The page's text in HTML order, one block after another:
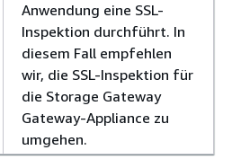
Anwendung eine SSL-
Inspektion durchführt. In
diesem Fall empfehlen
wir, die SSL-Inspektion für
die Storage Gateway
Gateway-Appliance zu
umgehen.